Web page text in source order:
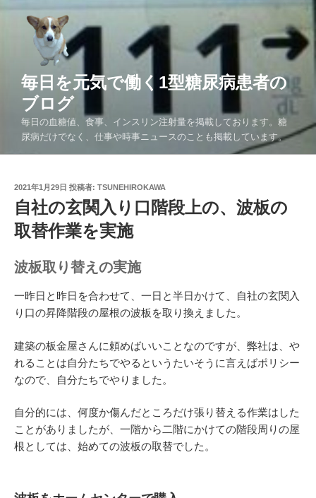
毎日を元気で働く1型糖尿病患者の
ブログ
毎日の血糖値、食事、インスリン注射量を掲載しております。糖
尿病だけでなく、仕事や時事ニュースのことも掲載しています。
投
稿
日:
2021年1月29日 投稿者: TSUNEHIROKAWA
自社の玄関入り口階段上の、波板の
取替作業を実施
波板取り替えの実施
一昨日と昨日を合わせて、一日と半日かけて、自社の玄関入
り口の昇降階段の屋根の波板を取り換えました。
建築の板金屋さんに頼めばいいことなのですが、弊社は、や
れることは自分たちでやるというたいそうに言えばポリシー
なので、自分たちでやりました。
自分的には、何度か傷んだところだけ張り替える作業はした
ことがありましたが、一階から二階にかけての階段周りの屋
根としては、始めての波板の取替でした。